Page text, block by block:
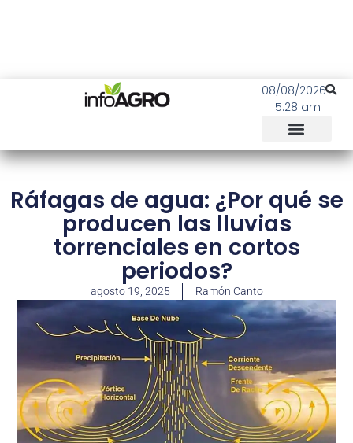
08/08/2026
5:28 am
Ráfagas de agua: ¿Por qué se
producen las lluvias
torrenciales en cortos
periodos?
agosto 19, 2025 Ramón Canto